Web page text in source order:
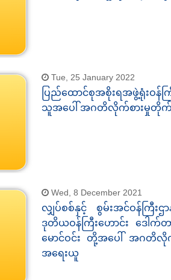
Tue, 25 January 2022
ပြည်ထောင်စုအစိုးရအဖွဲ့ရုံးဝန်က
သူအပေါ် အဂတိလိုက်စားမှုတိုက်
Wed, 8 December 2021
လျှပ်စစ်နှင့် စွမ်းအင်ဝန်ကြီးဌာ
ဒုတိယဝန်ကြီးဟောင်း ဒေါက်
မောင်ဝင်း တို့အပေါ် အဂတိလို
အရေးယူ